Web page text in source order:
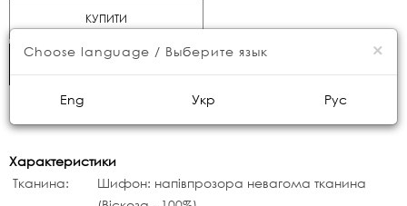
КУПИТИ
ШВИДКЕ ЗАМОВЛЕННЯ
Характеристики
Тканина:
Шифон: напівпрозора невагома тканина
×
Choose language / Выберите язык
Eng Укр Рус